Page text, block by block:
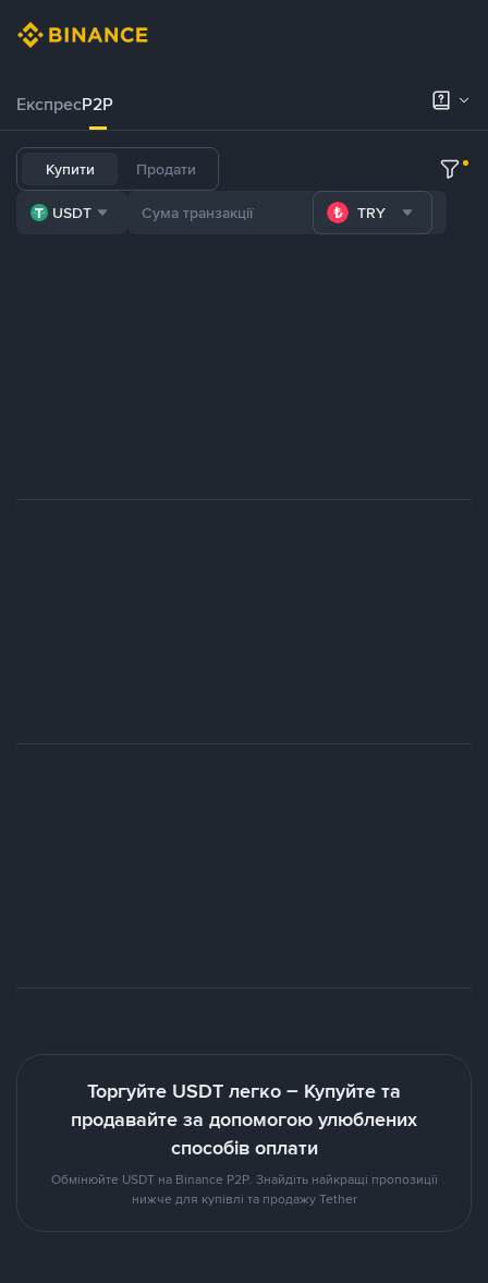
ЕкспресP2P
Купити Продати
USDT TRY
Торгуйте USDT легко – Купуйте та
продавайте за допомогою улюблених
способів оплати
Обмінюйте USDT на Binance P2P. Знайдіть найкращі пропозиції
нижче для купівлі та продажу Tether